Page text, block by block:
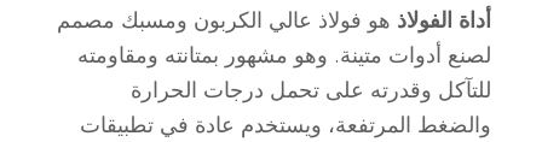
أداة الفولاذ هو فولاذ عالي الكربون ومسبك مصمم
لصنع أدوات متينة. وهو مشهور بمتانته ومقاومته
للتآكل وقدرته على تحمل درجات الحرارة
والضغط المرتفعة، ويستخدم عادة في تطبيقات